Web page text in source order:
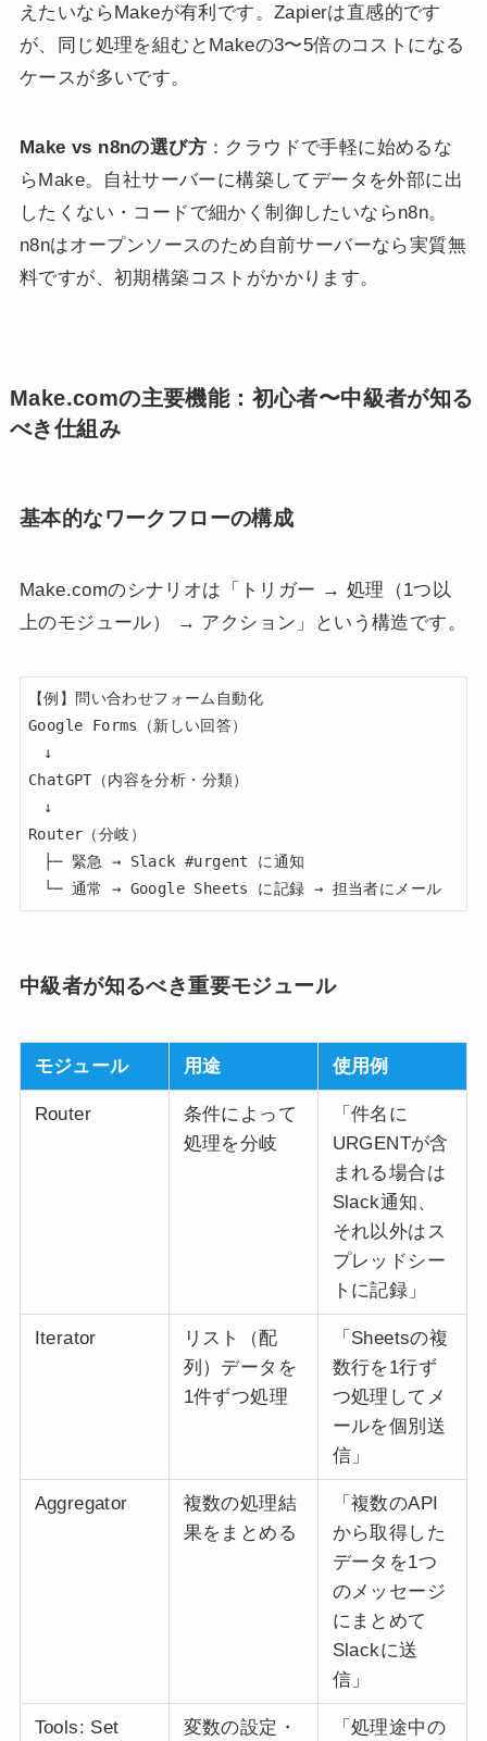
えたいならMakeが有利です。Zapierは直感的です
が、同じ処理を組むとMakeの3〜5倍のコストになる
ケースが多いです。
Make vs n8nの選び方：クラウドで手軽に始めるな
らMake。自社サーバーに構築してデータを外部に出
したくない・コードで細かく制御したいならn8n。
n8nはオープンソースのため自前サーバーなら実質無
料ですが、初期構築コストがかかります。
Make.comの主要機能：初心者〜中級者が知る
べき仕組み
基本的なワークフローの構成
Make.comのシナリオは「トリガー → 処理（1つ以
上のモジュール） → アクション」という構造です。
【例】問い合わせフォーム自動化
Google Forms（新しい回答）
↓
ChatGPT（内容を分析・分類）
↓
Router（分岐）
├─ 緊急 → Slack #urgent に通知
└─ 通常 → Google Sheets に記録 → 担当者にメール
中級者が知るべき重要モジュール
モジュール 用途 使用例
Router
条件によって
処理を分岐
「件名に
URGENTが含
まれる場合は
Slack通知、
それ以外はス
プレッドシー
トに記録」
Iterator
リスト（配
列）データを
1件ずつ処理
「Sheetsの複
数行を1行ず
つ処理してメ
ールを個別送
信」
Aggregator
複数の処理結
果をまとめる
「複数のAPI
から取得した
データを1つ
のメッセージ
にまとめて
Slackに送
信」
Tools: Set 変数の設定・ 「処理途中の